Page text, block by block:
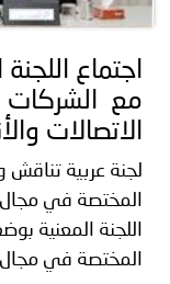
اجتماع
مع الشركات
الاتصالات
لجنة عربية تناقش
المختصة في مجال
اللجنة المعنية
المختصة في مجال